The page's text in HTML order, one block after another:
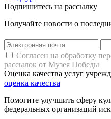
Подпишитесь на рассылку
Получайте новости о
Согласен на обработку
рассылок от Музея Победы
Оценка качества услуг
оценка качества
Помогите улучшить сферу
федеральных организаций